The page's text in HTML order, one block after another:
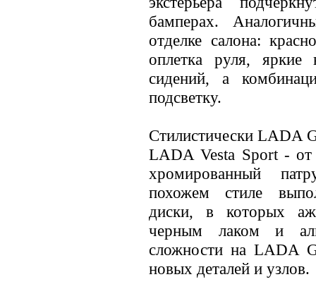
бамперах.
отделке салона:
оплетка руля, яркие
сидений, а
подсветку.
Стилистически LADA
LADA Vesta Sport - от
хромированный
похожем стиле
диски, в которых
черным лаком и
сложности на LADA
новых деталей и узлов.